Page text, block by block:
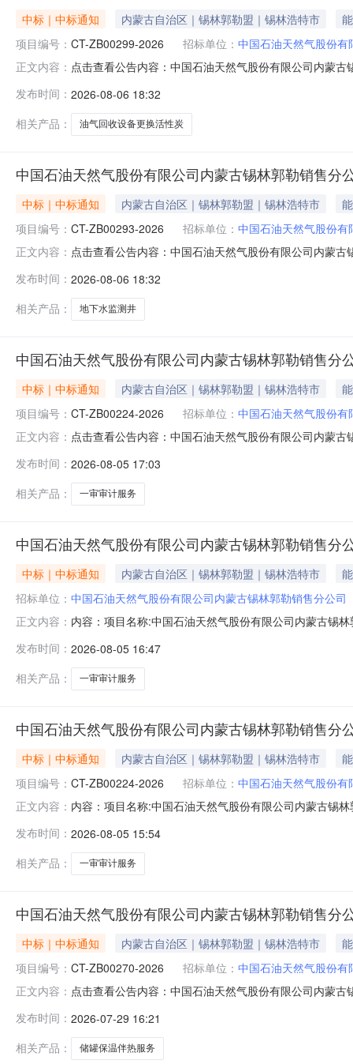
中标｜中标通知 内蒙古自治区｜锡林郭勒盟｜锡林浩特市
项目编号： CT-ZB00299-2026 招标单位： 中国石油天然气股份
正文内容： 点击查看公告内容：中国石油天然气股份有限公司内蒙
发布时间： 2026-08-06 18:32
相关产品：
油气回收设备更换活性炭
中国石油天然气股份有限公司内蒙古锡林郭勒销售
中标｜中标通知 内蒙古自治区｜锡林郭勒盟｜锡林浩特市
项目编号： CT-ZB00293-2026 招标单位： 中国石油天然气股份
正文内容： 点击查看公告内容：中国石油天然气股份有限公司内蒙
发布时间： 2026-08-06 18:32
相关产品：
地下水监测井
中国石油天然气股份有限公司内蒙古锡林郭勒销售分
中标｜中标通知 内蒙古自治区｜锡林郭勒盟｜锡林浩特市
项目编号： CT-ZB00224-2026 招标单位： 中国石油天然气股份
正文内容： 点击查看公告内容：中国石油天然气股份有限公司内蒙
发布时间： 2026-08-05 17:03
相关产品：
一审审计服务
中国石油天然气股份有限公司内蒙古锡林郭勒销售
中标｜中标通知 内蒙古自治区｜锡林郭勒盟｜锡林浩特市
招标单位： 中国石油天然气股份有限公司内蒙古锡林郭勒销售分公司
正文内容： 内容：项目名称:中国石油天然气股份有限公司内蒙古锡
发布时间： 2026-08-05 16:47
相关产品：
一审审计服务
中国石油天然气股份有限公司内蒙古锡林郭勒销售
中标｜中标通知 内蒙古自治区｜锡林郭勒盟｜锡林浩特市
项目编号： CT-ZB00224-2026 招标单位： 中国石油天然气股份
正文内容： 内容：项目名称:中国石油天然气股份有限公司内蒙古锡
发布时间： 2026-08-05 15:54
相关产品：
一审审计服务
中国石油天然气股份有限公司内蒙古锡林郭勒销售
中标｜中标通知 内蒙古自治区｜锡林郭勒盟｜锡林浩特市
项目编号： CT-ZB00270-2026 招标单位： 中国石油天然气股份
正文内容： 点击查看公告内容：中国石油天然气股份有限公司内蒙
发布时间： 2026-07-29 16:21
相关产品：
储罐保温伴热服务